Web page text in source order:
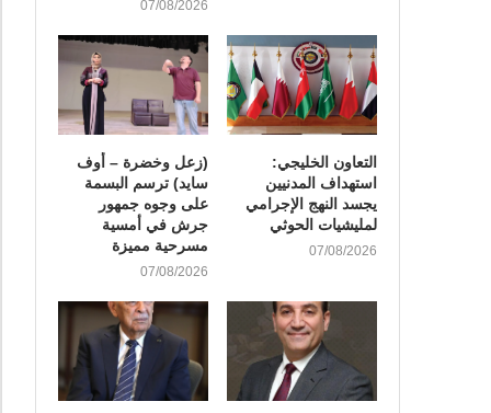
07/08/2026
التعاون الخليجي:
استهداف المدنيين
يجسد النهج الإجرامي
لمليشيات الحوثي
07/08/2026
(زعل وخضرة – أوف
سايد) ترسم البسمة
على وجوه جمهور
جرش في أمسية
مسرحية مميزة
07/08/2026